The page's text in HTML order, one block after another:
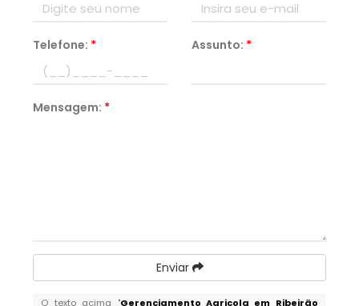
Telefone: * Assunto: *
Mensagem: *
Enviar
O texto acima "Gerenciamento Agricola em Ribeirão